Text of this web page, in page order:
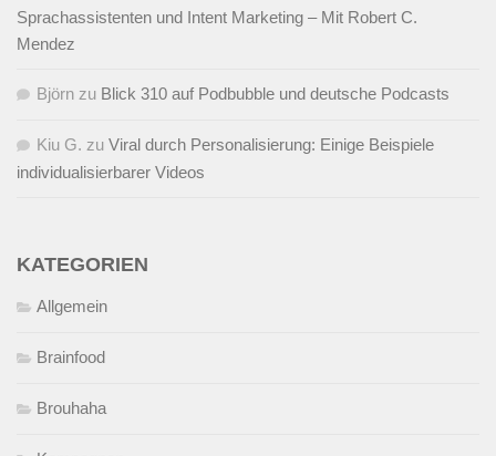
Sprachassistenten und Intent Marketing – Mit Robert C.
Mendez
Björn zu Blick 310 auf Podbubble und deutsche Podcasts
Kiu G. zu Viral durch Personalisierung: Einige Beispiele
individualisierbarer Videos
KATEGORIEN
Allgemein
Brainfood
Brouhaha